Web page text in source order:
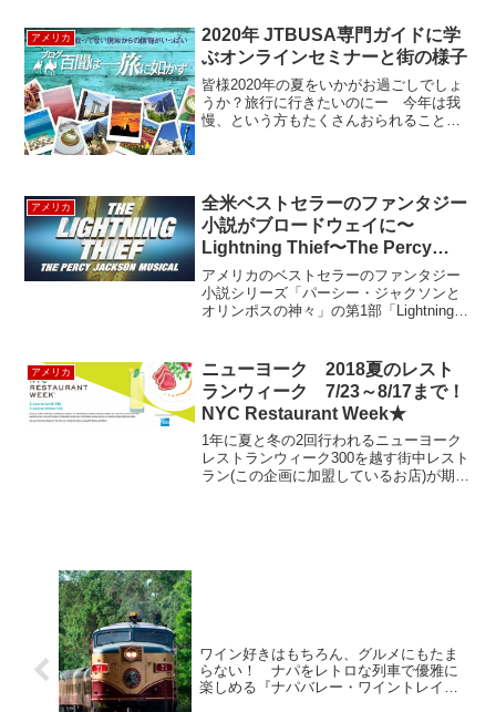
す。様々な人種や宗教が混在するニュー
ヨークは特に、キリ...
アメリカ
2020年 JTBUSA専門ガイドに学
ぶオンラインセミナーと街の様子
皆様2020年の夏をいかがお過ごしでしょ
うか？旅行に行きたいのにー 今年は我
慢、という方もたくさんおられることと
だけど、来年には絶...
アメリカ
全米ベストセラーのファンタジー
小説がブロードウェイに〜
Lightning Thief〜The Percy
Jackson Musical
アメリカのベストセラーのファンタジー
小説シリーズ「パーシー・ジャクソンと
オリンポスの神々」の第1部「Lightning
オリンポス神と人間の間に生まれたハー
フ...
アメリカ
ニューヨーク 2018夏のレスト
ランウィーク 7/23～8/17まで！
NYC Restaurant Week★
1年に夏と冬の2回行われるニューヨーク
レストランウィーク300を越す街中レスト
ラン(この企画に加盟しているお店)が期間
ワイン好きはもちろん、グルメにもたま
らない！ ナパをレトロな列車で優雅に
楽しめる『ナパバレー・ワイントレイ